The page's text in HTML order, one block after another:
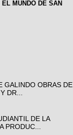
MUNDO DE SAN
GALINDO OBRAS DE
DR...
DE LA
PRODUC...